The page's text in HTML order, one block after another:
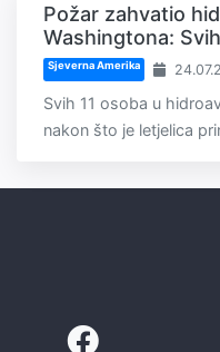
Požar zahvatio
Washingtona:
Sjeverna Amerika
Svih 11 osoba u
nakon što je letjelica